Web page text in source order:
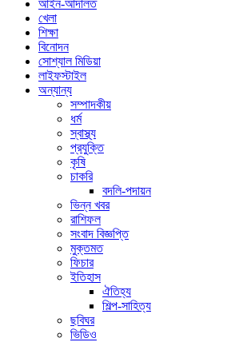
আইন-আদালত
খেলা
শিক্ষা
বিনোদন
সোশ্যাল মিডিয়া
লাইফস্টাইল
অন্যান্য
সম্পাদকীয়
ধর্ম
স্বাস্থ্য
প্রযুক্তি
কৃষি
চাকরি
বদলি-পদায়ন
ভিন্ন খবর
রাশিফল
সংবাদ বিজ্ঞপ্তি
মুক্তমত
ফিচার
ইতিহাস
ঐতিহ্য
শিল্প-সাহিত্য
ছবিঘর
ভিডিও